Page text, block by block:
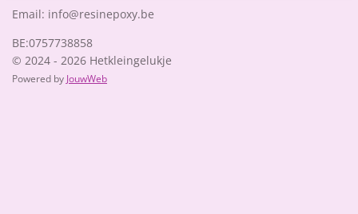
Email: info@resinepoxy.be
BE:0757738858
© 2024 - 2026 Hetkleingelukje
Powered by JouwWeb